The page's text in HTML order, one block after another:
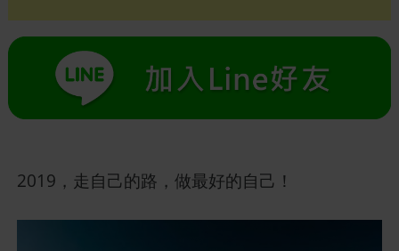
2019，走自己的路，做最好的自己！